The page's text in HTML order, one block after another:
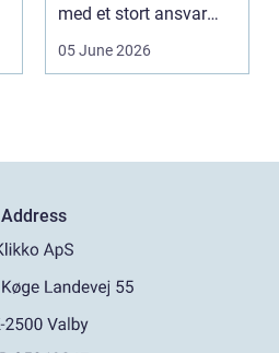
med et stort ansvar
midt i sorgen.
05 June 2026
Address